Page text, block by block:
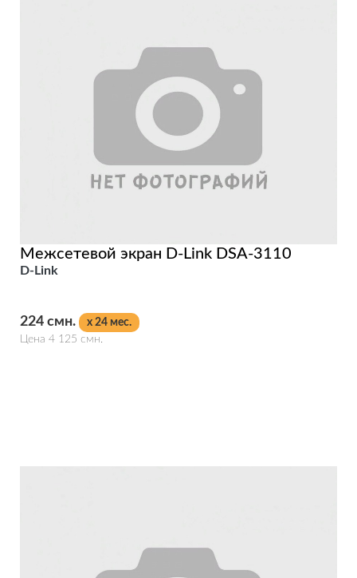
Межсетевой экран D-Link DSA-3110
D-Link
224 смн.
x 24 мес.
Цена 4 125 смн.